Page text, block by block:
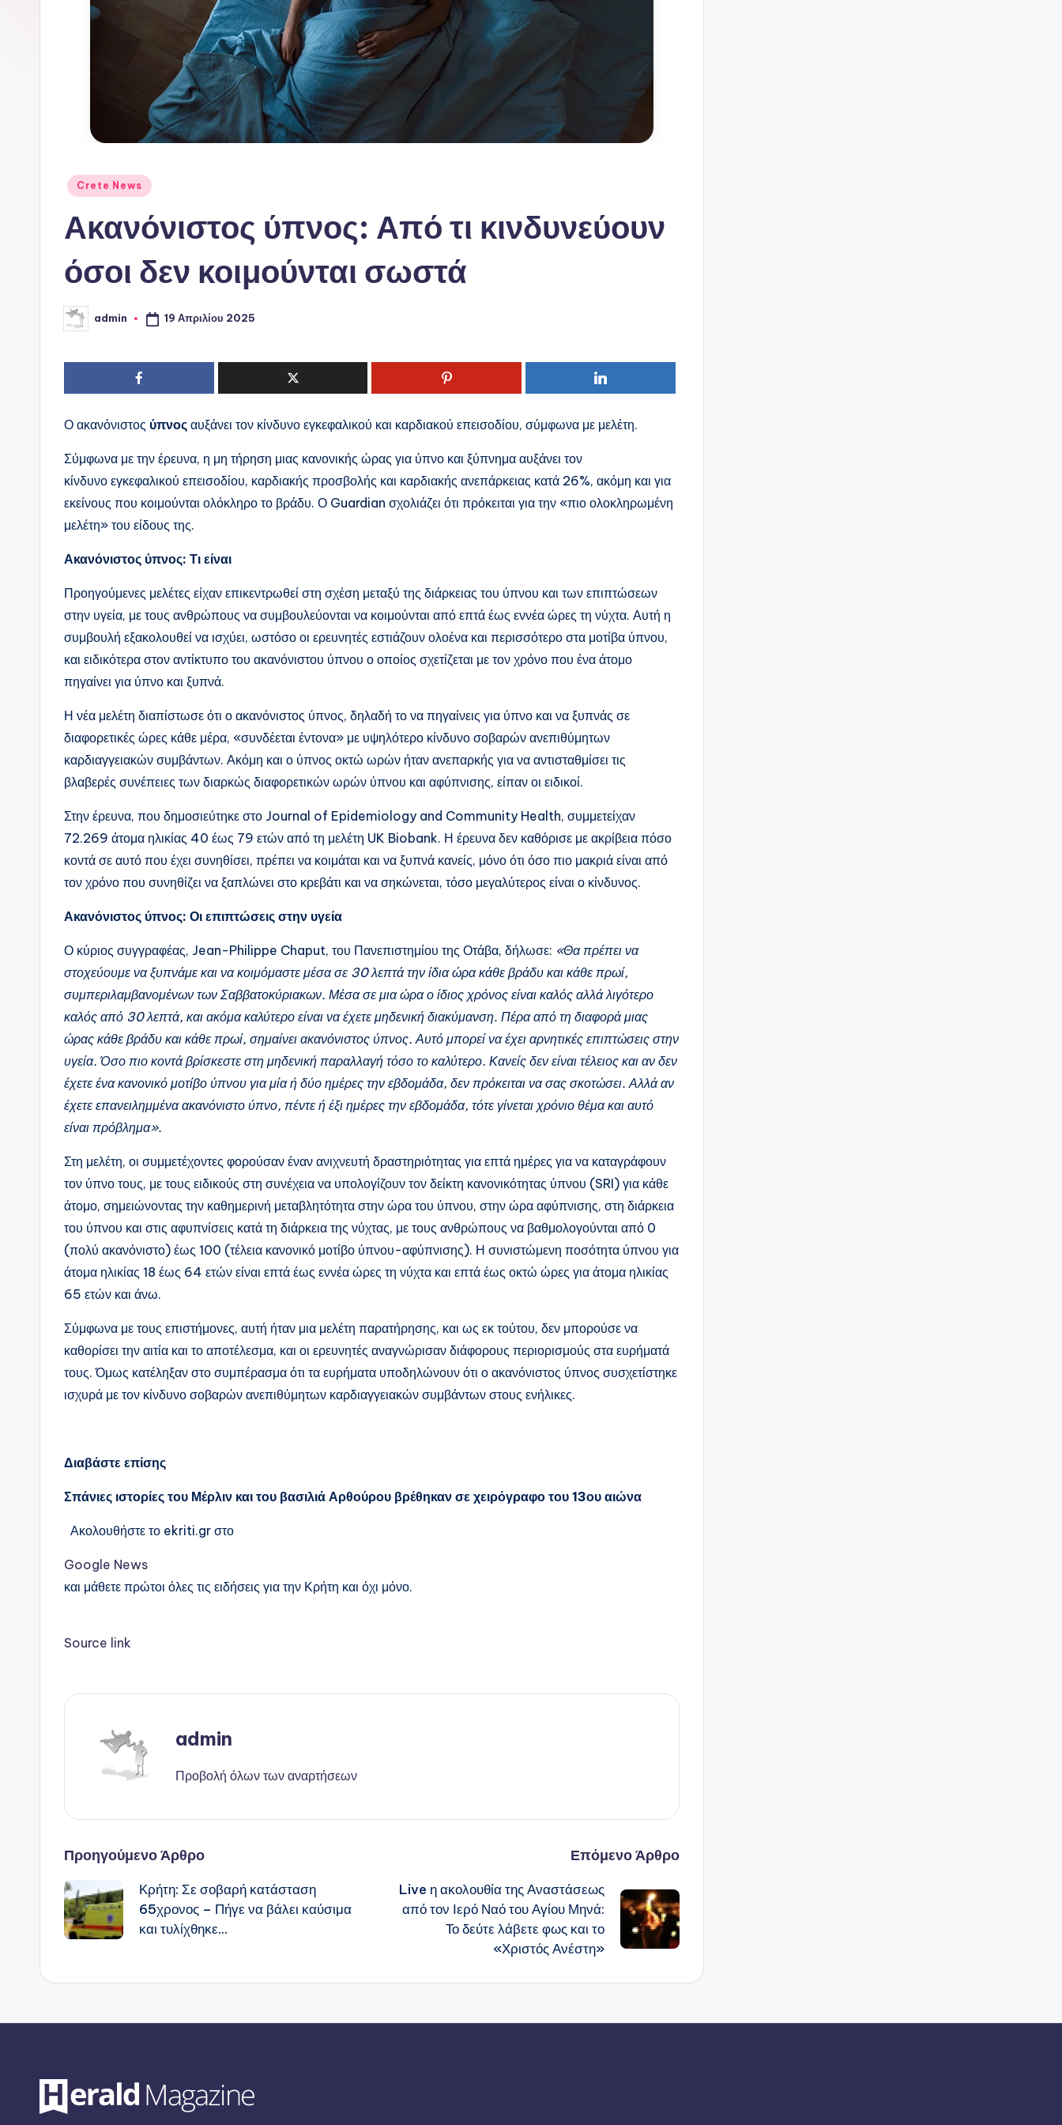
Αναρτήθηκε
Crete News
Ακανόνιστος ύπνος: Από τι κινδυνεύουν
όσοι δεν κοιμούνται σωστά
Συγγραφέας:
admin 19 Απριλίου 2025
Ο ακανόνιστος ύπνος αυξάνει τον κίνδυνο εγκεφαλικού και καρδιακού επεισοδίου, σύμφωνα με μελέτη.
Σύμφωνα με την έρευνα, η μη τήρηση μιας κανονικής ώρας για ύπνο και ξύπνημα αυξάνει τον
κίνδυνο εγκεφαλικού επεισοδίου, καρδιακής προσβολής και καρδιακής ανεπάρκειας κατά 26%, ακόμη και για
εκείνους που κοιμούνται ολόκληρο το βράδυ. Ο Guardian σχολιάζει ότι πρόκειται για την «πιο ολοκληρωμένη
μελέτη» του είδους της.
Ακανόνιστος ύπνος: Τι είναι
Προηγούμενες μελέτες είχαν επικεντρωθεί στη σχέση μεταξύ της διάρκειας του ύπνου και των επιπτώσεων
στην υγεία, με τους ανθρώπους να συμβουλεύονται να κοιμούνται από επτά έως εννέα ώρες τη νύχτα. Αυτή η
συμβουλή εξακολουθεί να ισχύει, ωστόσο οι ερευνητές εστιάζουν ολοένα και περισσότερο στα μοτίβα ύπνου,
και ειδικότερα στον αντίκτυπο του ακανόνιστου ύπνου ο οποίος σχετίζεται με τον χρόνο που ένα άτομο
πηγαίνει για ύπνο και ξυπνά.
Η νέα μελέτη διαπίστωσε ότι ο ακανόνιστος ύπνος, δηλαδή το να πηγαίνεις για ύπνο και να ξυπνάς σε
διαφορετικές ώρες κάθε μέρα, «συνδέεται έντονα» με υψηλότερο κίνδυνο σοβαρών ανεπιθύμητων
καρδιαγγειακών συμβάντων. Ακόμη και ο ύπνος οκτώ ωρών ήταν ανεπαρκής για να αντισταθμίσει τις
βλαβερές συνέπειες των διαρκώς διαφορετικών ωρών ύπνου και αφύπνισης, είπαν οι ειδικοί.
Στην έρευνα, που δημοσιεύτηκε στο Journal of Epidemiology and Community Health, συμμετείχαν
72.269 άτομα ηλικίας 40 έως 79 ετών από τη μελέτη UK Biobank. Η έρευνα δεν καθόρισε με ακρίβεια πόσο
κοντά σε αυτό που έχει συνηθίσει, πρέπει να κοιμάται και να ξυπνά κανείς, μόνο ότι όσο πιο μακριά είναι από
τον χρόνο που συνηθίζει να ξαπλώνει στο κρεβάτι και να σηκώνεται, τόσο μεγαλύτερος είναι ο κίνδυνος.
Ακανόνιστος ύπνος: Οι επιπτώσεις στην υγεία
Ο κύριος συγγραφέας, Jean-Philippe Chaput, του Πανεπιστημίου της Οτάβα, δήλωσε: «Θα πρέπει να
στοχεύουμε να ξυπνάμε και να κοιμόμαστε μέσα σε 30 λεπτά την ίδια ώρα κάθε βράδυ και κάθε πρωί,
συμπεριλαμβανομένων των Σαββατοκύριακων. Μέσα σε μια ώρα ο ίδιος χρόνος είναι καλός αλλά λιγότερο
καλός από 30 λεπτά, και ακόμα καλύτερο είναι να έχετε μηδενική διακύμανση. Πέρα από τη διαφορά μιας
ώρας κάθε βράδυ και κάθε πρωί, σημαίνει ακανόνιστος ύπνος. Αυτό μπορεί να έχει αρνητικές επιπτώσεις στην
υγεία. Όσο πιο κοντά βρίσκεστε στη μηδενική παραλλαγή τόσο το καλύτερο. Κανείς δεν είναι τέλειος και αν δεν
έχετε ένα κανονικό μοτίβο ύπνου για μία ή δύο ημέρες την εβδομάδα, δεν πρόκειται να σας σκοτώσει. Αλλά αν
έχετε επανειλημμένα ακανόνιστο ύπνο, πέντε ή έξι ημέρες την εβδομάδα, τότε γίνεται χρόνιο θέμα και αυτό
είναι πρόβλημα».
Στη μελέτη, οι συμμετέχοντες φορούσαν έναν ανιχνευτή δραστηριότητας για επτά ημέρες για να καταγράφουν
τον ύπνο τους, με τους ειδικούς στη συνέχεια να υπολογίζουν τον δείκτη κανονικότητας ύπνου (SRI) για κάθε
άτομο, σημειώνοντας την καθημερινή μεταβλητότητα στην ώρα του ύπνου, στην ώρα αφύπνισης, στη διάρκεια
του ύπνου και στις αφυπνίσεις κατά τη διάρκεια της νύχτας, με τους ανθρώπους να βαθμολογούνται από 0
(πολύ ακανόνιστο) έως 100 (τέλεια κανονικό μοτίβο ύπνου-αφύπνισης). Η συνιστώμενη ποσότητα ύπνου για
άτομα ηλικίας 18 έως 64 ετών είναι επτά έως εννέα ώρες τη νύχτα και επτά έως οκτώ ώρες για άτομα ηλικίας
65 ετών και άνω.
Σύμφωνα με τους επιστήμονες, αυτή ήταν μια μελέτη παρατήρησης, και ως εκ τούτου, δεν μπορούσε να
καθορίσει την αιτία και το αποτέλεσμα, και οι ερευνητές αναγνώρισαν διάφορους περιορισμούς στα ευρήματά
τους. Όμως κατέληξαν στο συμπέρασμα ότι τα ευρήματα υποδηλώνουν ότι ο ακανόνιστος ύπνος συσχετίστηκε
ισχυρά με τον κίνδυνο σοβαρών ανεπιθύμητων καρδιαγγειακών συμβάντων στους ενήλικες.
Διαβάστε επίσης
Σπάνιες ιστορίες του Μέρλιν και του βασιλιά Αρθούρου βρέθηκαν σε χειρόγραφο του 13ου αιώνα
Ακολουθήστε το ekriti.gr στο
Google News
και μάθετε πρώτοι όλες τις ειδήσεις για την Κρήτη και όχι μόνο.
Source link
admin
Προβολή όλων των αναρτήσεων
Πλοήγηση
δημοσιεύσεων
Προηγούμενο Άρθρο
Κρήτη: Σε σοβαρή κατάσταση
65χρονος – Πήγε να βάλει καύσιμα
και τυλίχθηκε…
Επόμενο Άρθρο
Live η ακολουθία της Αναστάσεως
από τον Ιερό Ναό του Αγίου Μηνά:
Το δεύτε λάβετε φως και το
«Χριστός Ανέστη»